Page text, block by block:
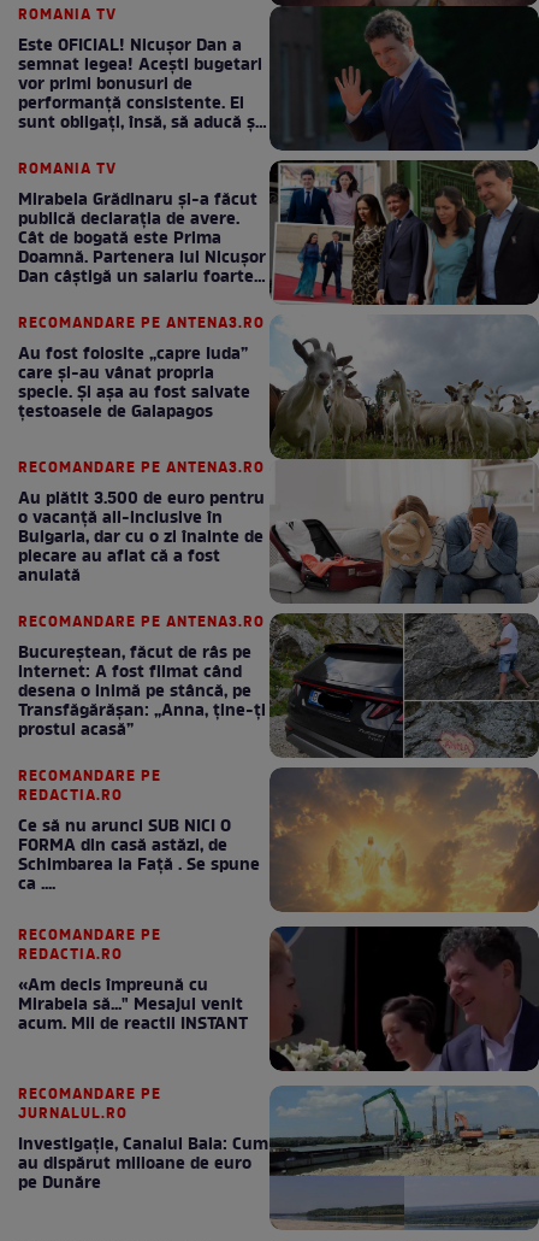
ROMANIA TV
Este OFICIAL! Nicușor Dan a
semnat legea! Acești bugetari
vor primi bonusuri de
performanță consistente. Ei
sunt obligați, însă, să aducă și
ROMANIA TV
Mirabela Grădinaru și-a făcut
publică declarația de avere.
Cât de bogată este Prima
Doamnă. Partenera lui Nicușor
Dan câștigă un salariu foarte
RECOMANDARE PE ANTENA3.RO
Au fost folosite „capre Iuda”
care și-au vânat propria
specie. Și așa au fost salvate
țestoasele de Galapagos
RECOMANDARE PE ANTENA3.RO
Au plătit 3.500 de euro pentru
o vacanță all-inclusive în
Bulgaria, dar cu o zi înainte de
plecare au aflat că a fost
anulată
RECOMANDARE PE ANTENA3.RO
Bucureștean, făcut de râs pe
internet: A fost filmat când
desena o inimă pe stâncă, pe
Transfăgărășan: „Anna, ține-ți
prostul acasă”
RECOMANDARE PE
REDACTIA.RO
Ce să nu arunci SUB NICI O
FORMA din casă astăzi, de
Schimbarea la Față . Se spune
ca ....
RECOMANDARE PE
REDACTIA.RO
«Am decis împreună cu
Mirabela să..." Mesajul venit
acum. Mii de reactii INSTANT
RECOMANDARE PE
JURNALUL.RO
Investigație, Canalul Bala: Cum
au dispărut milioane de euro
pe Dunăre